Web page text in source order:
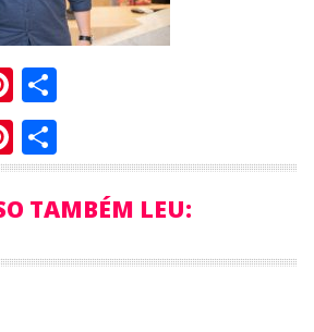
Pinterest
Compartilhar
Pinterest
Compartilhar
TAMBÉM LEU: